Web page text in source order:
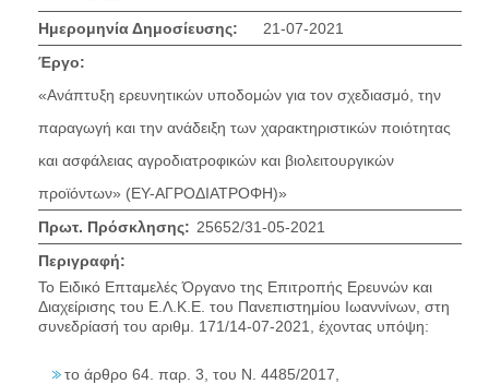
Ημερομηνία Δημοσίευσης:
21-07-2021
Έργο:
«Ανάπτυξη ερευνητικών υποδομών για τον σχεδιασμό, την
παραγωγή και την ανάδειξη των χαρακτηριστικών ποιότητας
και ασφάλειας αγροδιατροφικών και βιολειτουργικών
προϊόντων» (ΕΥ-ΑΓΡΟΔΙΑΤΡΟΦΗ)»
Πρωτ. Πρόσκλησης: 25652/31-05-2021
Περιγραφή:
Το Ειδικό Επταμελές Όργανο της Επιτροπής Ερευνών και
Διαχείρισης του Ε.Λ.Κ.Ε. του Πανεπιστημίου Ιωαννίνων, στη
συνεδρίασή του αριθμ. 171/14-07-2021, έχοντας υπόψη:
το άρθρο 64. παρ. 3, του Ν. 4485/2017,